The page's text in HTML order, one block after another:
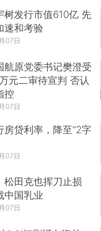
树发行市值610亿 先
速和考验
07日
航原党委书记樊澄受
元二审待宣判 否认
控
07日
房贷利率，降至“2字
07日
松田克也挥刀止损
中国乳业
07日